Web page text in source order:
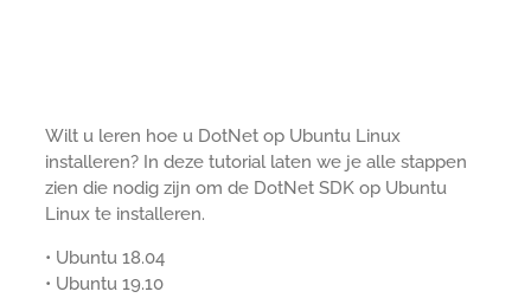
Wilt u leren hoe u DotNet op Ubuntu Linux
installeren? In deze tutorial laten we je alle stappen
zien die nodig zijn om de DotNet SDK op Ubuntu
Linux te installeren.
• Ubuntu 18.04
• Ubuntu 19.10